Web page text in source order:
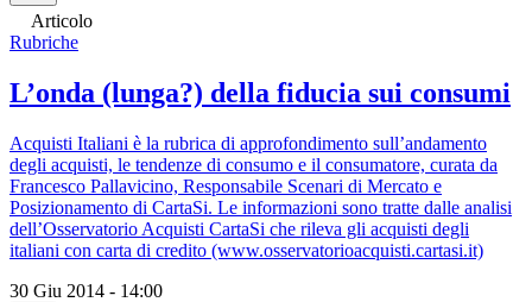
Articolo
Rubriche
L’onda (lunga?) della fiducia sui consumi
Acquisti Italiani è la rubrica di approfondimento sull’andamento
degli acquisti, le tendenze di consumo e il consumatore, curata da
Francesco Pallavicino, Responsabile Scenari di Mercato e
Posizionamento di CartaSi. Le informazioni sono tratte dalle analisi
dell’Osservatorio Acquisti CartaSi che rileva gli acquisti degli
italiani con carta di credito (www.osservatorioacquisti.cartasi.it)
30 Giu 2014 - 14:00